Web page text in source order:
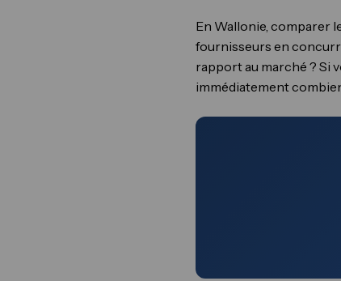
En Wallonie, comparer
fournisseurs en
rapport au marché ? Si
immédiatement